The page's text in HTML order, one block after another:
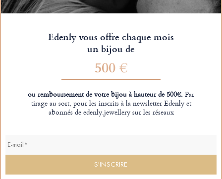
Edenly vous offre chaque mois
un bijou de
500 €
ou remboursement de votre bijou à hauteur de 500€.Par
tirage au sort, pour les inscrits à la newsletter Edenly et
abonnés de edenly.jewellery sur les réseaux